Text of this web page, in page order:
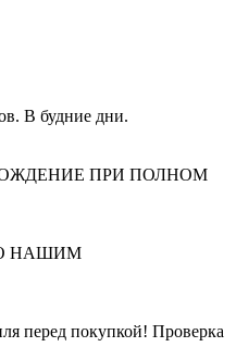
В будние дни.
ПРИ ПОЛНОМ
НАШИМ
перед покупкой! Проверка